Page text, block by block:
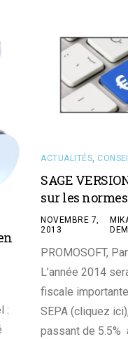
:
ACTUALITÉS,
SAGE
sur les normes
NOVEMBRE 7,
2013
PROMOSOFT,
L’année 2014
fiscale
SEPA (cliquez
passant de 5.5%